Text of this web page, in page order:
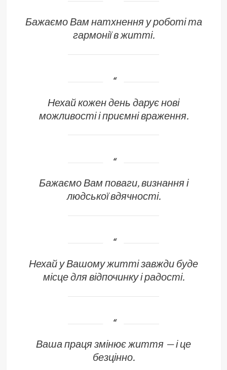
Бажаємо Вам натхнення у роботі та
гармонії в житті.
Нехай кожен день дарує нові
можливості і приємні враження.
Бажаємо Вам поваги, визнання і
людської вдячності.
Нехай у Вашому житті завжди буде
місце для відпочинку і радості.
Ваша праця змінює життя — і це
безцінно.